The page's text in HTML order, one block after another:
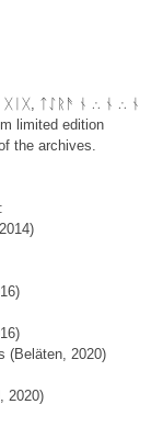
ᚷᛁᚷ, ᛏᛇᚱᚫ ᚾ ∴ ᚾ ∴ ᚾ
limited edition
the archives.
(Beläten, 2020)
2020)